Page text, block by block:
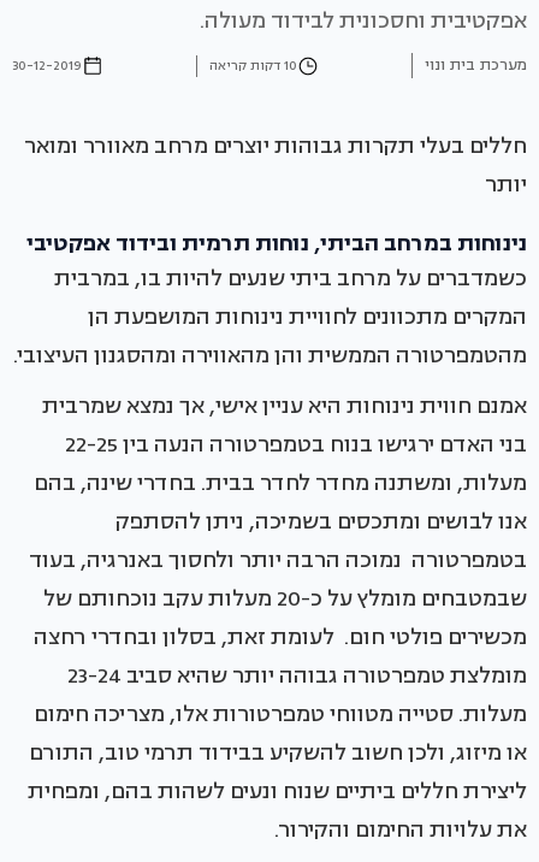
אפקטיבית וחסכונית לבידוד מעולה.
מערכת בית ונוי 10 דקות קריאה 30-12-2019
חללים בעלי תקרות גבוהות יוצרים מרחב מאוורר ומואר
יותר
נינוחות במרחב הביתי, נוחות תרמית ובידוד אפקטיבי
כשמדברים על מרחב ביתי שנעים להיות בו, במרבית
המקרים מתכוונים לחוויית נינוחות המושפעת הן
מהטמפרטורה הממשית והן מהאווירה ומהסגנון העיצובי.
אמנם חווית נינוחות היא עניין אישי, אך נמצא שמרבית
בני האדם ירגישו בנוח בטמפרטורה הנעה בין 22-25
מעלות, ומשתנה מחדר לחדר בבית. בחדרי שינה, בהם
אנו לבושים ומתכסים בשמיכה, ניתן להסתפק
בטמפרטורה נמוכה הרבה יותר ולחסוך באנרגיה, בעוד
שבמטבחים מומלץ על כ-20 מעלות עקב נוכחותם של
מכשירים פולטי חום. לעומת זאת, בסלון ובחדרי רחצה
מומלצת טמפרטורה גבוהה יותר שהיא סביב 23-24
מעלות. סטייה מטווחי טמפרטורות אלו, מצריכה חימום
או מיזוג, ולכן חשוב להשקיע בבידוד תרמי טוב, התורם
ליצירת חללים ביתיים שנוח ונעים לשהות בהם, ומפחית
את עלויות החימום והקירור.